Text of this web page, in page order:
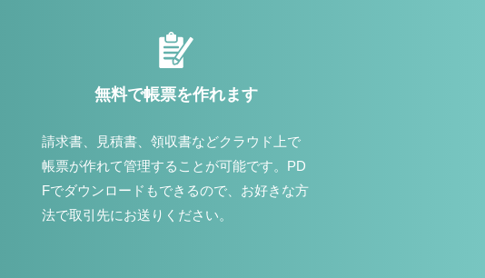
無料で帳票を作れます
請求書、見積書、領収書などクラウド上で
帳票が作れて管理することが可能です。PD
Fでダウンロードもできるので、お好きな方
法で取引先にお送りください。